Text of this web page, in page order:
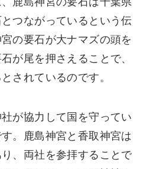
つながっているという伝
の要石が大ナマズの頭を
が尾を押さえることで、
されているのです。
が協力して国を守ってい
。鹿島神宮と香取神宮は
、両社を参拝することで